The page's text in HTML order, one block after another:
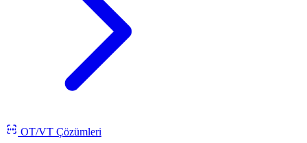
OT/VT Çözümleri